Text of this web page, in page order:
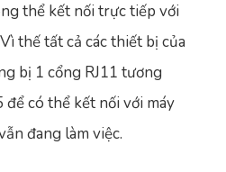
thể kết nối trực tiếp với
thế tất cả các thiết bị của
bị 1 cổng RJ11 tương
có thể kết nối với máy
đang làm việc.